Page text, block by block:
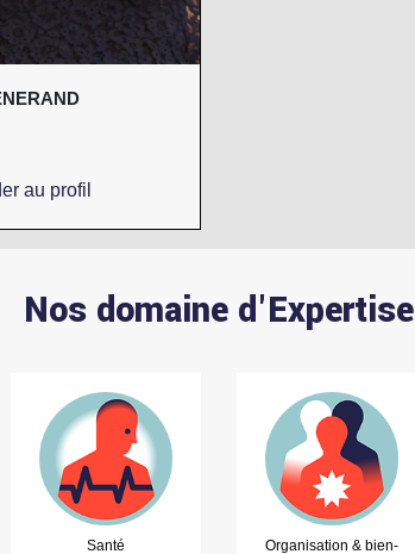
au profil
Nos domaine d'Expertise
Santé
Organisation & bien-